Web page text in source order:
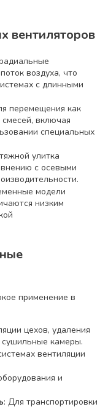
вентиляторов
воздуха, что
с длинными
перемещения как
смесей, включая
специальных
улитка
с осевыми
модели
низким
применение в
цехов, удаления
камеры.
вентиляции
и
: Для транспортировки